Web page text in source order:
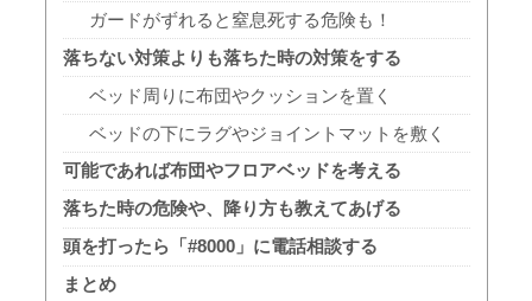
ガードがずれると窒息死する危険も！
落ちない対策よりも落ちた時の対策をする
ベッド周りに布団やクッションを置く
ベッドの下にラグやジョイントマットを敷く
可能であれば布団やフロアベッドを考える
落ちた時の危険や、降り方も教えてあげる
頭を打ったら「#8000」に電話相談する
まとめ